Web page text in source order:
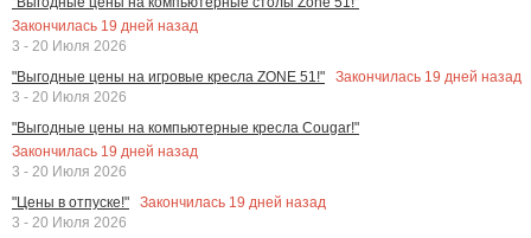
Закончилась 19 дней назад
3 - 20 Июля 2026
"Выгодные цены на игровые кресла ZONE 51!"
Закончилась 19 дней назад
3 - 20 Июля 2026
"Выгодные цены на компьютерные кресла Cougar!"
Закончилась 19 дней назад
3 - 20 Июля 2026
"Цены в отпуске!"
Закончилась 19 дней назад
3 - 20 Июля 2026